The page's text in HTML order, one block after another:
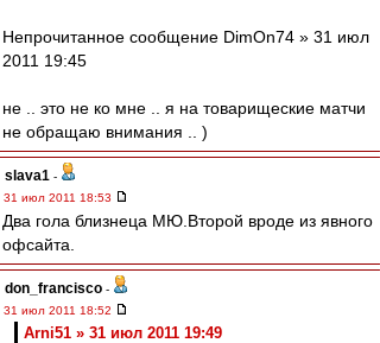
Непрочитанное сообщение DimOn74 » 31 июл
2011 19:45
не .. это не ко мне .. я на товарищеские матчи
не обращаю внимания .. )
slava1 -
31 июл 2011 18:53
Два гола близнеца МЮ.Второй вроде из явного
офсайта.
don_francisco -
31 июл 2011 18:52
Arni51 » 31 июл 2011 19:49